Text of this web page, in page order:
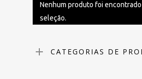
Nenhum produto foi encontrado
seleção.
CATEGORIAS DE